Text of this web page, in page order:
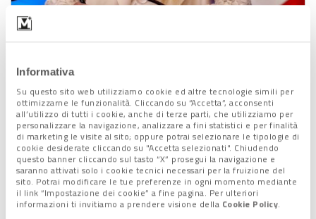
Informativa
Su questo sito web utilizziamo cookie ed altre tecnologie simili per
ottimizzarne le funzionalità. Cliccando su “Accetta”, acconsenti
all’utilizzo di tutti i cookie, anche di terze parti, che utilizziamo per
personalizzare la navigazione, analizzare a fini statistici e per finalità
di marketing le visite al sito; oppure potrai selezionare le tipologie di
cookie desiderate cliccando su "Accetta selezionati". Chiudendo
questo banner cliccando sul tasto “X” prosegui la navigazione e
saranno attivati solo i cookie tecnici necessari per la fruizione del
sito. Potrai modificare le tue preferenze in ogni momento mediante
il link “Impostazione dei cookie” a fine pagina. Per ulteriori
informazioni ti invitiamo a prendere visione della Cookie Policy.
la presidente del Consiglio Giorgia Meloni
Identificazioni sulle navi di linea
Ma non sarà solo in questo contesto che saranno rafforzati i
controlli in entrata nel nostro Paese, dove già sono stati
individuati28 mila obiettivi sensibiliora sotto la lente
d’ingrandimento dell’intelligence e dove iriflettori sono
puntati anche su una cinquantina di personeradicalizzate
in Italia.